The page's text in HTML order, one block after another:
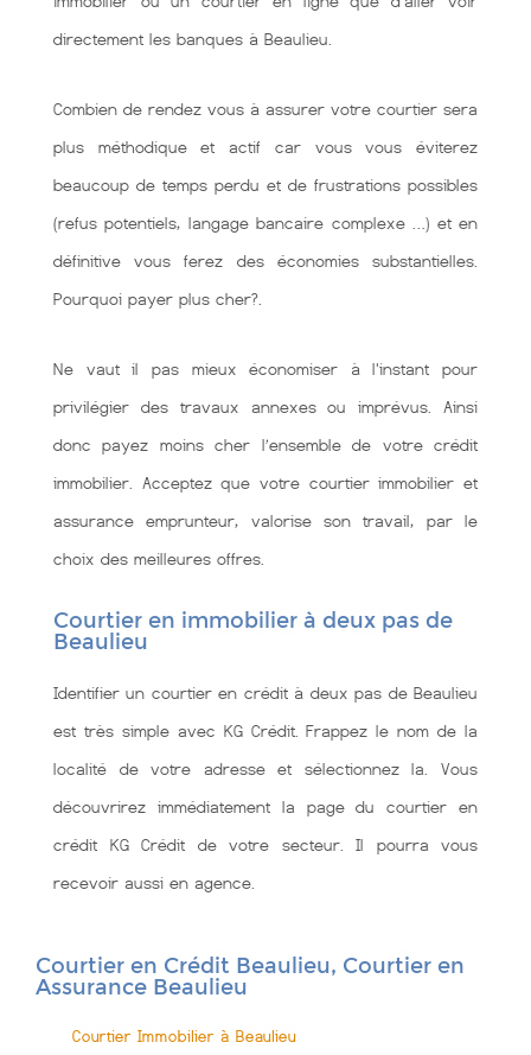
directement les banques à Beaulieu.
Combien de rendez vous à assurer votre courtier sera
plus méthodique et actif car vous vous éviterez
beaucoup de temps perdu et de frustrations possibles
(refus potentiels, langage bancaire complexe …) et en
définitive vous ferez des économies substantielles.
Pourquoi payer plus cher?.
Ne vaut il pas mieux économiser à l'instant pour
privilégier des travaux annexes ou imprévus. Ainsi
donc payez moins cher l’ensemble de votre crédit
immobilier. Acceptez que votre courtier immobilier et
assurance emprunteur, valorise son travail, par le
choix des meilleures offres.
Courtier en immobilier à deux pas de
Beaulieu
Identifier un courtier en crédit à deux pas de Beaulieu
est très simple avec KG Crédit. Frappez le nom de la
localité de votre adresse et sélectionnez la. Vous
découvrirez immédiatement la page du courtier en
crédit KG Crédit de votre secteur. Il pourra vous
recevoir aussi en agence.
Courtier en Crédit Beaulieu, Courtier en
Assurance Beaulieu
Courtier Immobilier à Beaulieu